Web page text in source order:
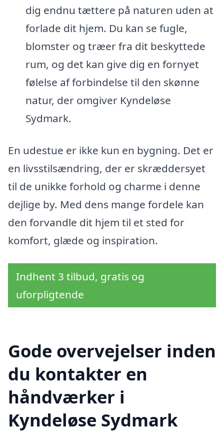
dig endnu tættere på naturen uden at
forlade dit hjem. Du kan se fugle,
blomster og træer fra dit beskyttede
rum, og det kan give dig en fornyet
følelse af forbindelse til den skønne
natur, der omgiver Kyndeløse
Sydmark.
En udestue er ikke kun en bygning. Det er
en livsstilsændring, der er skræddersyet
til de unikke forhold og charme i denne
dejlige by. Med dens mange fordele kan
den forvandle dit hjem til et sted for
komfort, glæde og inspiration.
Indhent 3 tilbud, gratis og
uforpligtende
Gode overvejelser inden
du kontakter en
håndværker i
Kyndeløse Sydmark